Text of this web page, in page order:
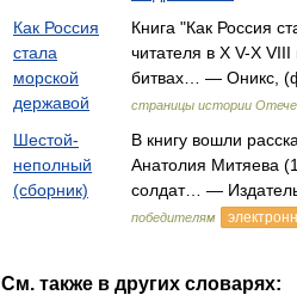
Как Россия
стала
морской
державой
Книга "Как Россия
читателя в Х V-Х
битвах… — Оникс,
страницы истории
Шестой-
неполный
(сборник)
В книгу вошли
Анатолия Митяева
солдат… —
победителям
См. также в других словарях: